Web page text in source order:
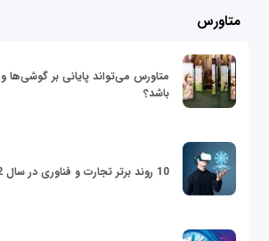
متاورس
متاورس می‌تواند پایانی بر
باشد؟
10 روند برتر تجارت و فناوری در سال 2022